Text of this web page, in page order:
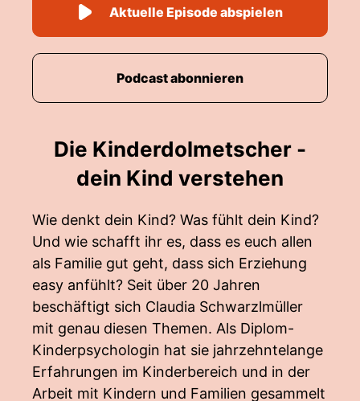
Die Kinderdolmetscher -
dein Kind verstehen
Wie denkt dein Kind? Was fühlt dein Kind?
Und wie schafft ihr es, dass es euch allen
als Familie gut geht, dass sich Erziehung
easy anfühlt? Seit über 20 Jahren
beschäftigt sich Claudia Schwarzlmüller
mit genau diesen Themen. Als Diplom-
Kinderpsychologin hat sie jahrzehntelange
Erfahrungen im Kinderbereich und in der
Arbeit mit Kindern und Familien gesammelt
Aktuelle Episode abspielen
Podcast abonnieren